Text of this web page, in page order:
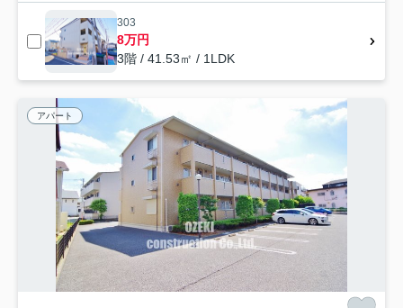
303
8万円
3階 / 41.53㎡ / 1LDK
アパート